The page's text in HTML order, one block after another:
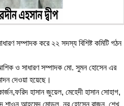
সম্পাদক করে ২২ সদস্য বিশিষ্ট কমিটি গঠন
আশিক ও সাধারণ সম্পাদক মো. সুমন হোসেন এর
দেওয়া হয়েছে।
হাসান জুয়েল, মেহেদী হাসান সোহাগ,
দে,শাওন আহমেদ মোড়ল, নূর হোসেন রাজন, শেখ